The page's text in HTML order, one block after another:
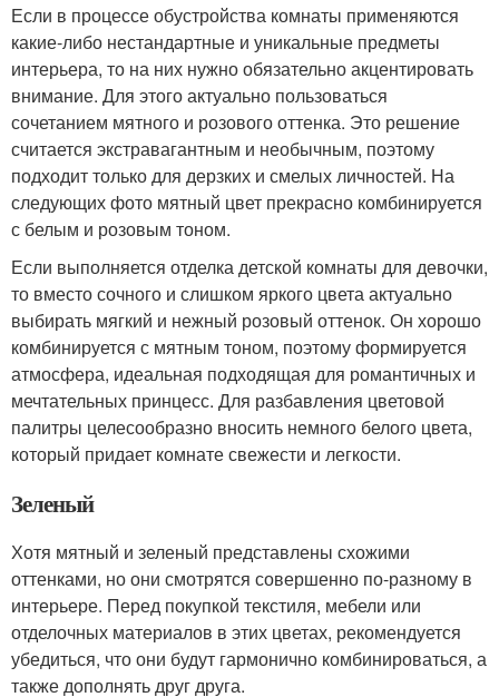
Если в процессе обустройства комнаты применяются
какие-либо нестандартные и уникальные предметы
интерьера, то на них нужно обязательно акцентировать
внимание. Для этого актуально пользоваться
сочетанием мятного и розового оттенка. Это решение
считается экстравагантным и необычным, поэтому
подходит только для дерзких и смелых личностей. На
следующих фото мятный цвет прекрасно комбинируется
с белым и розовым тоном.
Если выполняется отделка детской комнаты для девочки,
то вместо сочного и слишком яркого цвета актуально
выбирать мягкий и нежный розовый оттенок. Он хорошо
комбинируется с мятным тоном, поэтому формируется
атмосфера, идеальная подходящая для романтичных и
мечтательных принцесс. Для разбавления цветовой
палитры целесообразно вносить немного белого цвета,
который придает комнате свежести и легкости.
Зеленый
Хотя мятный и зеленый представлены схожими
оттенками, но они смотрятся совершенно по-разному в
интерьере. Перед покупкой текстиля, мебели или
отделочных материалов в этих цветах, рекомендуется
убедиться, что они будут гармонично комбинироваться, а
также дополнять друг друга.